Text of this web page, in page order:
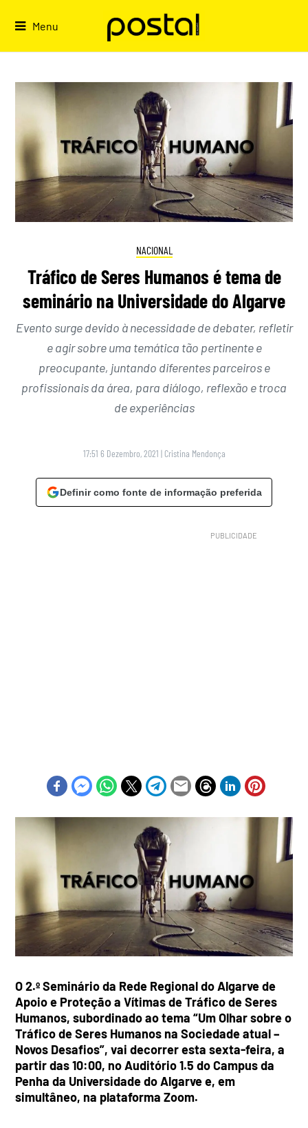
Menu
NACIONAL
Tráfico de Seres Humanos é tema de
seminário na Universidade do Algarve
Evento surge devido à necessidade de debater, refletir
e agir sobre uma temática tão pertinente e
preocupante, juntando diferentes parceiros e
profissionais da área, para diálogo, reflexão e troca
de experiências
17:51 6 Dezembro, 2021 | Cristina Mendonça
Definir como fonte de informação preferida
O 2.º Seminário da Rede Regional do Algarve de
Apoio e Proteção a Vítimas de Tráfico de Seres
Humanos, subordinado ao tema “Um Olhar sobre o
Tráfico de Seres Humanos na Sociedade atual –
Novos Desafios”, vai decorrer esta sexta-feira, a
partir das 10:00, noAuditório1.5 do Campus da
Penha da Universidade do Algarve e, em
simultâneo, na plataforma Zoom.